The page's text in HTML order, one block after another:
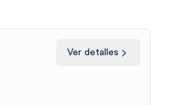
Ver detalles